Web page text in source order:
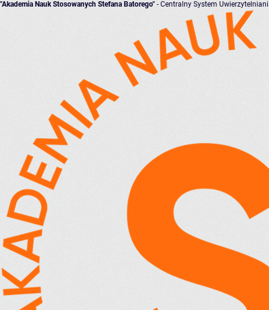
"Akademia Nauk Stosowanych Stefana Batorego" - Centralny System